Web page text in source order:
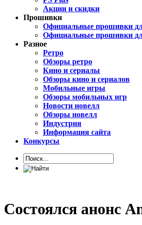
Акции и скидки
Прошивки
Официальные прошивки
Официальные прошивки
Разное
Ретро
Обзоры ретро
Кино и сериалы
Обзоры кино и сериалов
Мобильные игры
Обзоры мобильных игр
Новости новелл
Обзоры новелл
Индустрия
Информация сайта
Конкурсы
Состоялся анонс